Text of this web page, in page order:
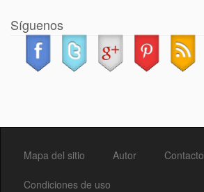
Síguenos
Mapa del sitio Autor Contacto
Condiciones de uso